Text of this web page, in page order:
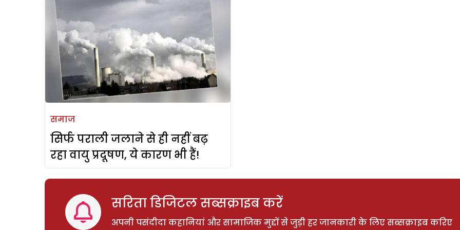
समाज
सिर्फ पराली जलाने से ही नहीं बढ़
रहा वायु प्रदूषण, ये कारण भी हैं!
सरिता डिजिटल सब्सक्राइब करें
अपनी पसंदीदा कहानियां और सामाजिक मुद्दों से जुड़ी हर जानकारी के लिए सब्सक्राइब करिए